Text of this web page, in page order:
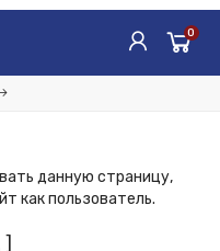
0
данную страницу,
как пользователь.
]